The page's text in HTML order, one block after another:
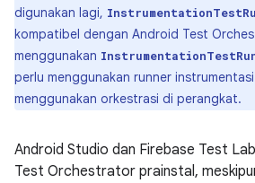
digunakan lagi,
kompatibel dengan Android Test
menggunakan
perlu menggunakan runner
menggunakan orkestrasi di perangkat.
Android Studio dan Firebase Test
Test Orchestrator prainstal,